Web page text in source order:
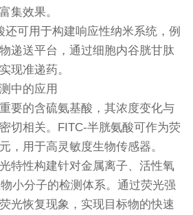
集效果。
还可用于构建响应性纳米系统，例
递送平台，通过细胞内谷胱甘肽
现准递药。
中的应用
要的含硫氨基酸，其浓度变化与
切相关。FITC-半胱氨酸可作为荧
，用于高灵敏度生物传感器。
特性构建针对金属离子、活性氧
小分子的检测体系。通过荧光强
光恢复现象，实现目标物的快速